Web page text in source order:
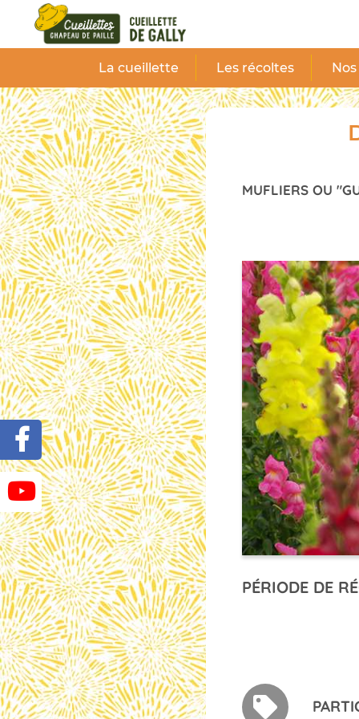
La cueillette Les récoltes
MUFLIERS OU
PÉRIODE DE
Panneau de gestion des cookies